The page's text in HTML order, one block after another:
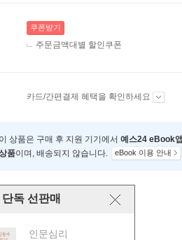
쿠폰받기
주문금액대별 할인쿠폰
카드/간편결제 혜택을 확인하세요
이 상품은 구매 후 지원 기기에서 예스24 eBook
품이며, 배송되지 않습니다. eBook 이용 안내
독 선판매
인문심리